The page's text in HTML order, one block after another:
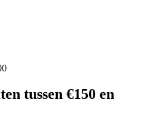
tussen €150 en